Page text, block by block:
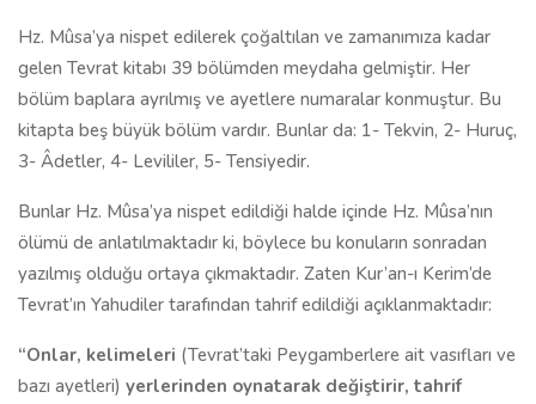
Hz. Mûsa’ya nispet edilerek çoğaltılan ve zamanımıza kadar
gelen Tevrat kitabı 39 bölümden meydaha gelmiştir. Her
bölüm baplara ayrılmış ve ayetlere numaralar konmuştur. Bu
kitapta beş büyük bölüm vardır. Bunlar da: 1- Tekvin, 2- Huruç,
3- Âdetler, 4- Levililer, 5- Tensiyedir.
Bunlar Hz. Mûsa’ya nispet edildiği halde içinde Hz. Mûsa’nın
ölümü de anlatılmaktadır ki, böylece bu konuların sonradan
yazılmış olduğu ortaya çıkmaktadır. Zaten Kur’an-ı Kerim’de
Tevrat’ın Yahudiler tarafından tahrif edildiği açıklanmaktadır:
“Onlar, kelimeleri (Tevrat’taki Peygamberlere ait vasıfları ve
bazı ayetleri) yerlerinden oynatarak değiştirir, tahrif